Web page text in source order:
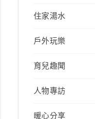
住家湯水
戶外玩樂
育兒趣聞
人物專訪
暖心分享